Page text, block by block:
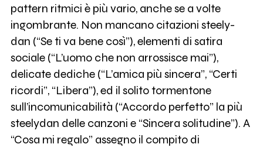
pattern ritmici è più vario, anche se a volte
ingombrante. Non mancano citazioni steely-
dan (“Se ti va bene così”), elementi di satira
sociale (“L’uomo che non arrossisce mai”),
delicate dediche (“L’amica più sincera”, “Certi
ricordi”, “Libera”), ed il solito tormentone
sull’incomunicabilità (“Accordo perfetto” la più
steelydan delle canzoni e “Sincera solitudine”). A
“Cosa mi regalo” assegno il compito di